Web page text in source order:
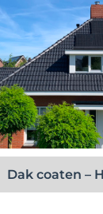
Bekijk
Dak coaten –